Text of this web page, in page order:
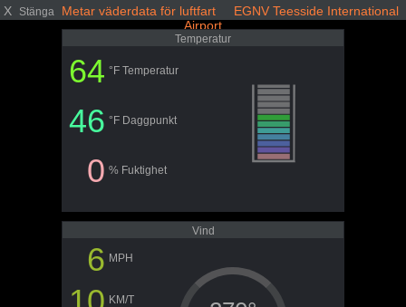
X Stänga
Metar väderdata för luftfart EGNV Teesside International
Airport
Temperatur
64 °F Temperatur
46 °F Daggpunkt
0 % Fuktighet
Vind
6 MPH
KM/T